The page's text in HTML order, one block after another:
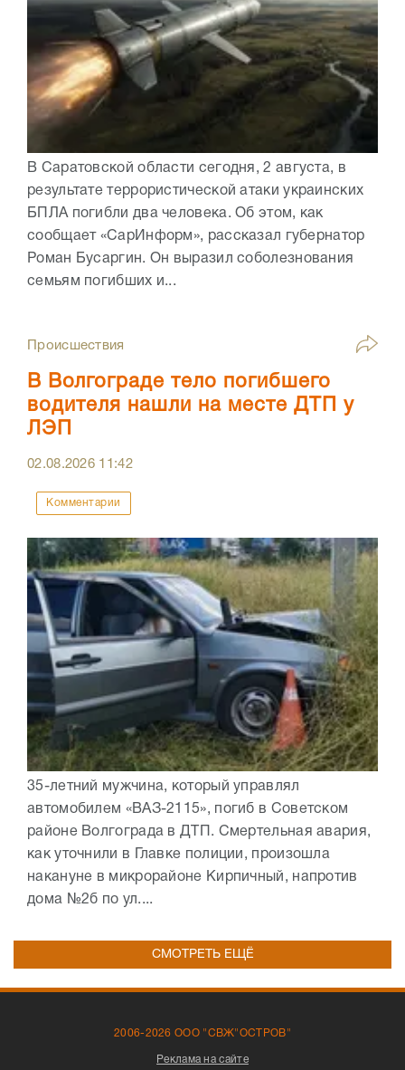
В Саратовской области сегодня, 2 августа, в
результате террористической атаки украинских
БПЛА погибли два человека. Об этом, как
сообщает «СарИнформ», рассказал губернатор
Роман Бусаргин. Он выразил соболезнования
семьям погибших и...
Происшествия
В Волгограде тело погибшего
водителя нашли на месте ДТП у
ЛЭП
02.08.2026 11:42
Комментарии
35-летний мужчина, который управлял
автомобилем «ВАЗ-2115», погиб в Советском
районе Волгограда в ДТП. Смертельная авария,
как уточнили в Главке полиции, произошла
накануне в микрорайоне Кирпичный, напротив
дома №2б по ул....
СМОТРЕТЬ ЕЩЁ
2006-2026 ООО "СВЖ"ОСТРОВ"
Реклама на сайте